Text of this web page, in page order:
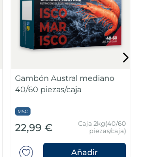
Gambón Austral mediano
40/60 piezas/caja
MSC
22,99 €
Caja 2kg(40/60
piezas/caja)
Añadir